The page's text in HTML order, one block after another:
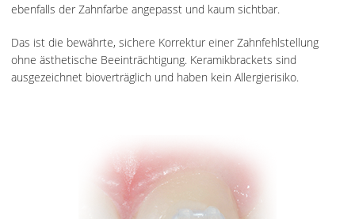
ebenfalls der Zahnfarbe angepasst und kaum sichtbar.
Das ist die bewährte, sichere Korrektur einer Zahnfehlstellung
ohne ästhetische Beeinträchtigung. Keramikbrackets sind
ausgezeichnet bioverträglich und haben kein Allergierisiko.